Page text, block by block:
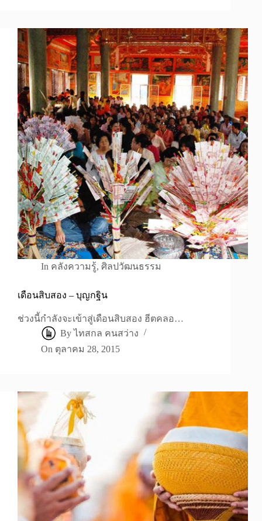
In คลังความรู้,ศิลปวัฒนธรรม
เดือนสิบสอง – บุญกฐิน
ช่วงนี้กำลังจะเข้าสู่เดือนสิบสอง ฮีตคลอ…
By ไทสกล คนสว่าง
On ตุลาคม 28, 2015